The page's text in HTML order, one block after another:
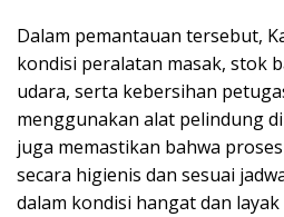
Dalam pemantauan tersebut,
kondisi peralatan masak, stok
udara, serta kebersihan
menggunakan alat pelindung
juga memastikan bahwa
secara higienis dan sesuai
dalam kondisi hangat dan